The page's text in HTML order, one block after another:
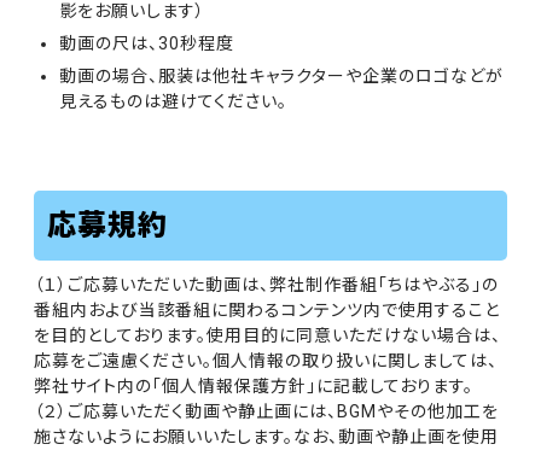
影をお願いします）
動画の尺は、30秒程度
動画の場合、服装は他社キャラクターや企業のロゴなどが
見えるものは避けてください。
応募規約
（１）ご応募いただいた動画は、弊社制作番組「ちはやぶる」の
番組内および当該番組に関わるコンテンツ内で使用すること
を目的としております。使用目的に同意いただけない場合は、
応募をご遠慮ください。個人情報の取り扱いに関しましては、
弊社サイト内の「個人情報保護方針」に記載しております。
（２）ご応募いただく動画や静止画には、BGMやその他加工を
施さないようにお願いいたします。なお、動画や静止画を使用